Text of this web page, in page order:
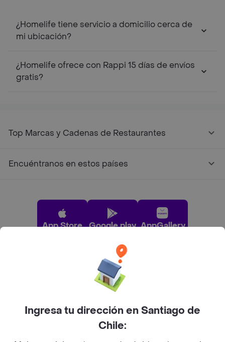
¿Homelife tiene servicio a domicilio cerca de
mi ubicación?
¿Homelife ofrece con Rappi 15 días de envíos
gratis?
Top Marcas y Cadenas de Restaurantes
Encuéntranos en estos países
App Store Google play AppGallery
Pide tu comida favorita cerca de ti
Categorías
Ingresa tu dirección en Santiago de
Chile: